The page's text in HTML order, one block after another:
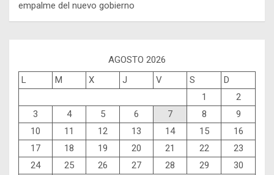
empalme del nuevo gobierno
AGOSTO 2026
L
M X J V S
D
1
2
3
4 5 6 7 8
9
10
11 12 13 14 15
16
17
18 19 20 21 22
23
24
25 26 27 28 29
30